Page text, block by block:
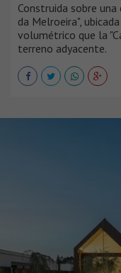
Construida sobre
da Melroeira",
volumétrico que la
terreno adyacente.